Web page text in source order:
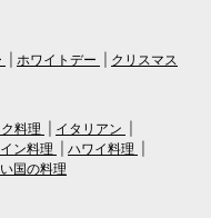
ホワイトデー クリスマス
料理
イタリアン
ン料理
ハワイ料理
国の料理